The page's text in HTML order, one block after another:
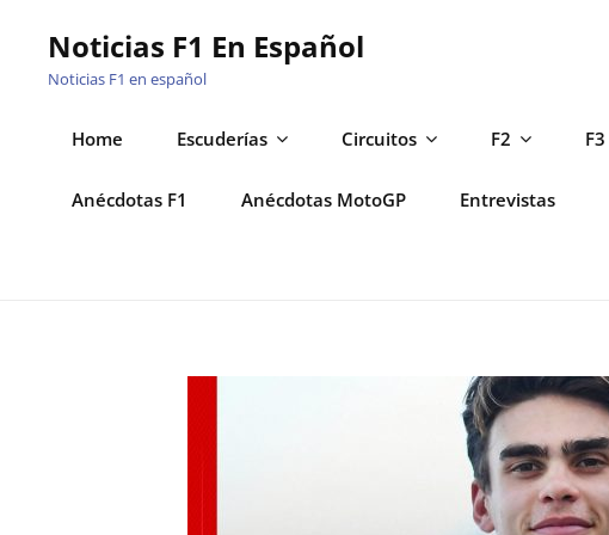
contenido
Noticias F1 En Español
Noticias F1 en español
Home Escuderías Circuitos F2 F3
Anécdotas F1 Anécdotas MotoGP Entrevistas